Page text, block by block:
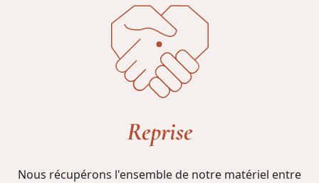
Reprise
Nous récupérons l'ensemble de notre matériel entre